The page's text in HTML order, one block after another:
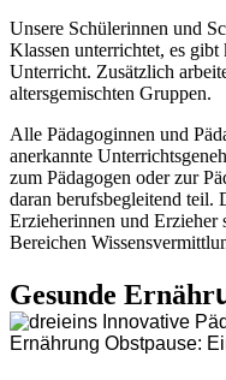
Unsere Schülerinnen und
Klassen unterrichtet, es
Unterricht. Zusätzlich
altersgemischten Gruppen.
Alle Pädagoginnen und
anerkannte
zum Pädagogen oder zur
daran berufsbegleitend teil.
Erzieherinnen und
Bereichen
Gesunde Ernähr